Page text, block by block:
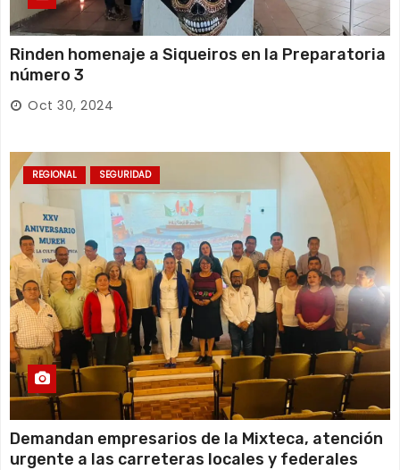
Rinden homenaje a Siqueiros en la Preparatoria
número 3
Oct 30, 2024
REGIONAL SEGURIDAD
Demandan empresarios de la Mixteca, atención
urgente a las carreteras locales y federales